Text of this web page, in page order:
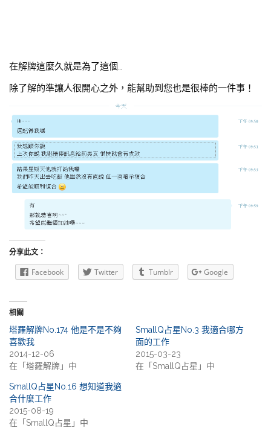
在解牌這麼久就是為了這個…
除了解的準讓人很開心之外，能幫助到您也是很棒的一件事！
分享此文：
Facebook Twitter Tumblr Google
相關
塔羅解牌No.174 他是不是不夠
喜歡我
2014-12-06
在「塔羅解牌」中
SmallQ占星No.3 我適合哪方
面的工作
2015-03-23
在「SmallQ占星」中
SmallQ占星No.16 想知道我適
合什麼工作
2015-08-19
在「SmallQ占星」中